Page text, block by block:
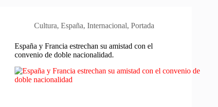
Cultura, España, Internacional, Portada
España y Francia estrechan su amistad con el
convenio de doble nacionalidad.